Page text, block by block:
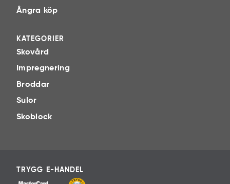
Ångra köp
KATEGORIER
Skovård
Impregnering
Broddar
Sulor
Skoblock
TRYGG E-HANDEL